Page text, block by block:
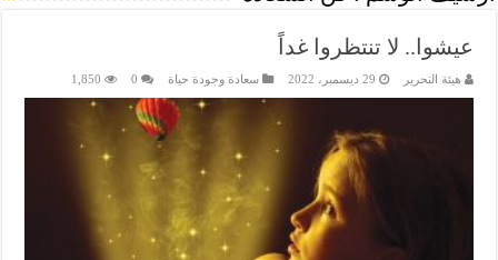
عيشوا.. لا تنتظروا غداً
هيئة التحرير 29 ديسمبر، 2022 سعادة وجودة حياة 0
1,850